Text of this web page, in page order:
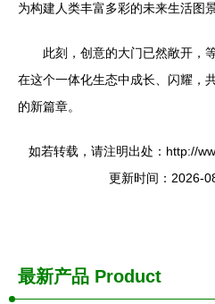
为构建人类丰富多彩的未来生活图
此刻，创意的大门已然敞开，
在这个一体化生态中成长、闪耀，
的新篇章。
如若转载，请注明出处：http://
更新时间：2026-
最新产品 Product